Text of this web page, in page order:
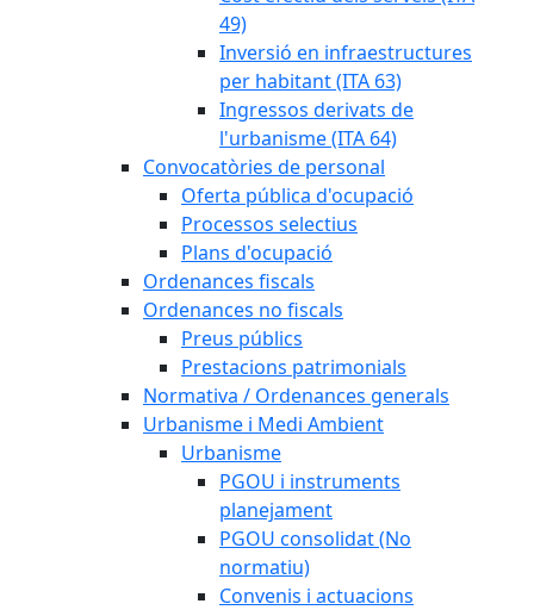
49)
Inversió en infraestructures
per habitant (ITA 63)
Ingressos derivats de
l'urbanisme (ITA 64)
Convocatòries de personal
Oferta pública d'ocupació
Processos selectius
Plans d'ocupació
Ordenances fiscals
Ordenances no fiscals
Preus públics
Prestacions patrimonials
Normativa / Ordenances generals
Urbanisme i Medi Ambient
Urbanisme
PGOU i instruments
planejament
PGOU consolidat (No
normatiu)
Convenis i actuacions